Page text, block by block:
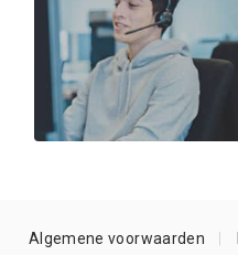
Algemene voorwaarden